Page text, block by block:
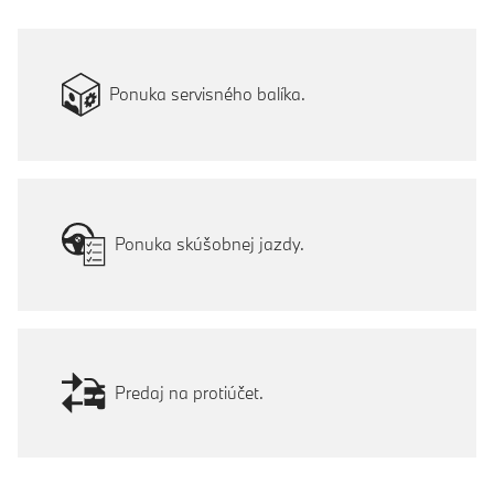
Ponuka servisného balíka.
Ponuka skúšobnej jazdy.
Predaj na protiúčet.